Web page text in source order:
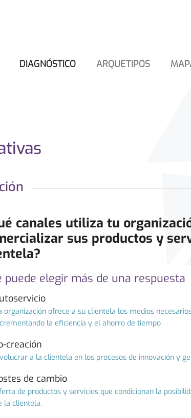
DIAGNÓSTICO ARQUETIPOS
canales utiliza tu
sus productos y
puede elegir más de una respuesta
organización ofrece a su clientela los medios
la eficiencia y el ahorro de tiempo
creación
a la clientela en los procesos de innovación y
de cambio
de productos y servicios que condicionan la
la clientela.